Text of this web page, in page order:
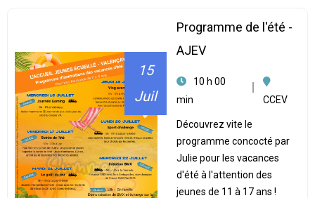
15
Juil
Programme de l'été -
AJEV
10 h 00
min
CCEV
Découvrez vite le
programme concocté par
Julie pour les vacances
d'été à l'attention des
jeunes de 11 à 17 ans !